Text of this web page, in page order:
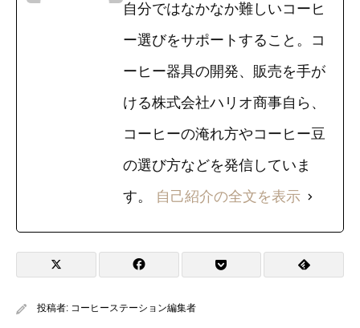
自分ではなかなか難しいコーヒ
ー選びをサポートすること。コ
ーヒー器具の開発、販売を手が
ける株式会社ハリオ商事自ら、
コーヒーの淹れ方やコーヒー豆
の選び方などを発信していま
す。 自己紹介の全文を表示
投稿者: コーヒーステーション編集者